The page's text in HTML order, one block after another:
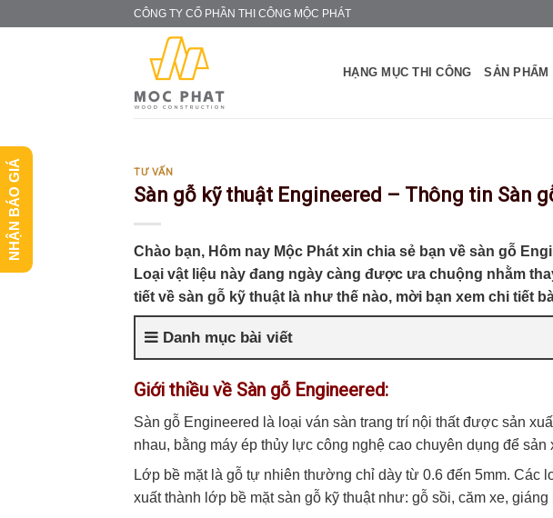
CÔNG TY CỔ PHẦN THI CÔNG MỘC PHÁT
HẠNG MỤC THI CÔNG SẢN PHẨM
TƯ VẤN
Sàn gỗ kỹ thuật Engineered – Thông tin Sàn
Chào bạn, Hôm nay Mộc Phát xin chia sẻ bạn về sàn gỗ
Loại vật liệu này đang ngày càng được ưa chuộng nhằm
tiết về sàn gỗ kỹ thuật là như thế nào, mời bạn xem chi tiết
Danh mục bài viết
Giới thiều về Sàn gỗ Engineered:
Sàn gỗ Engineered là loại ván sàn trang trí nội thất được sản
nhau, bằng máy ép thủy lực công nghệ cao chuyên dụng để sản
Lớp bề mặt là gỗ tự nhiên thường chỉ dày từ 0.6 đến 5mm. Các
xuất thành lớp bề mặt sàn gỗ kỹ thuật như: gỗ sồi, căm xe,
NHẬN BÁO GIÁ